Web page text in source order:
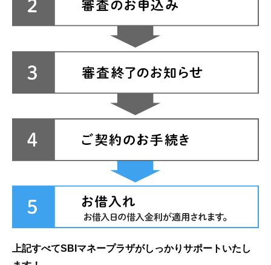
上記すべてSBIマネープラザがしっかりサポートいたし